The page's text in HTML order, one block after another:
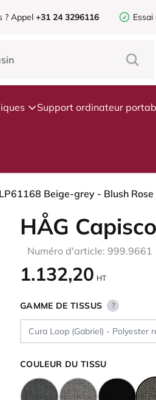
? Appel +31 24 3296116 Essai
Support ordinateur
HÅG
Numéro d'article: 999.9661
1.132,20 HT
GAMME DE TISSUS ?
COULEUR DU TISSU